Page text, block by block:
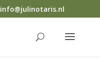
info@julinotaris.nl